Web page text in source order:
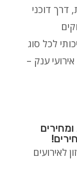
דרך דוכני
לכל סוג
ענק –
לאירועים